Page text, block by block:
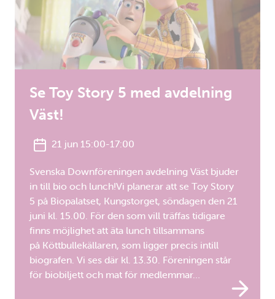
Se Toy Story 5 med avdelning
Väst!
21 jun 15:00-17:00
Svenska Downföreningen avdelning Väst bjuder
in till bio och lunch!Vi planerar att se Toy Story
5 på Biopalatset, Kungstorget, söndagen den 21
juni kl. 15.00. För den som vill träffas tidigare
finns möjlighet att äta lunch tillsammans
på Köttbullekällaren, som ligger precis intill
biografen. Vi ses där kl. 13.30. Föreningen står
för biobiljett och mat för medlemmar…